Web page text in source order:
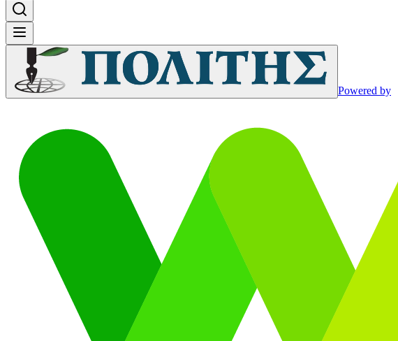
Powered by